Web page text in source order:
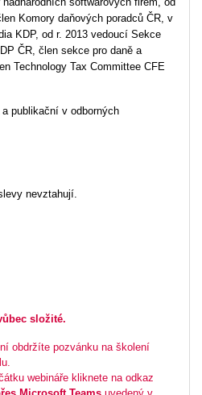
Komory daňových poradců ČR, v
KDP, od r. 2013 vedoucí Sekce
ČR, člen sekce pro daně a
Technology Tax Committee CFE
publikační v odborných
nevztahují.
složité.
obdržíte pozvánku na školení
webináře kliknete na odkaz